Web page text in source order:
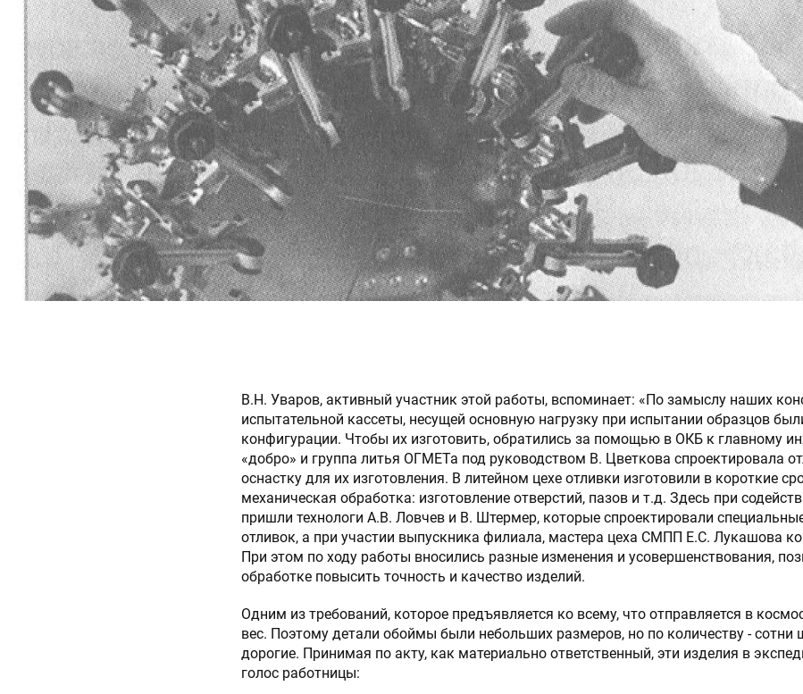
В.Н. Уваров, активный участник этой работы, вспоминает: «По замыслу наших
испытательной кассеты, несущей основную нагрузку при испытании образцов
конфигурации. Чтобы их изготовить, обратились за помощью в ОКБ к главному
«добро» и группа литья ОГМЕТа под руководством В. Цветкова спроектировала
оснастку для их изготовления. В литейном цехе отливки изготовили в короткие
механическая обработка: изготовление отверстий, пазов и т.д. Здесь при
пришли технологи А.В. Ловчев и В. Штермер, которые спроектировали
отливок, а при участии выпускника филиала, мастера цеха СМПП Е.С. Лукашова
При этом по ходу работы вносились разные изменения и усовершенствования,
обработке повысить точность и качество изделий.
Одним из требований, которое предъявляется ко всему, что отправляется в
вес. Поэтому детали обоймы были небольших размеров, но по количеству - сотни
дорогие. Принимая по акту, как материально ответственный, эти изделия в
голос работницы: